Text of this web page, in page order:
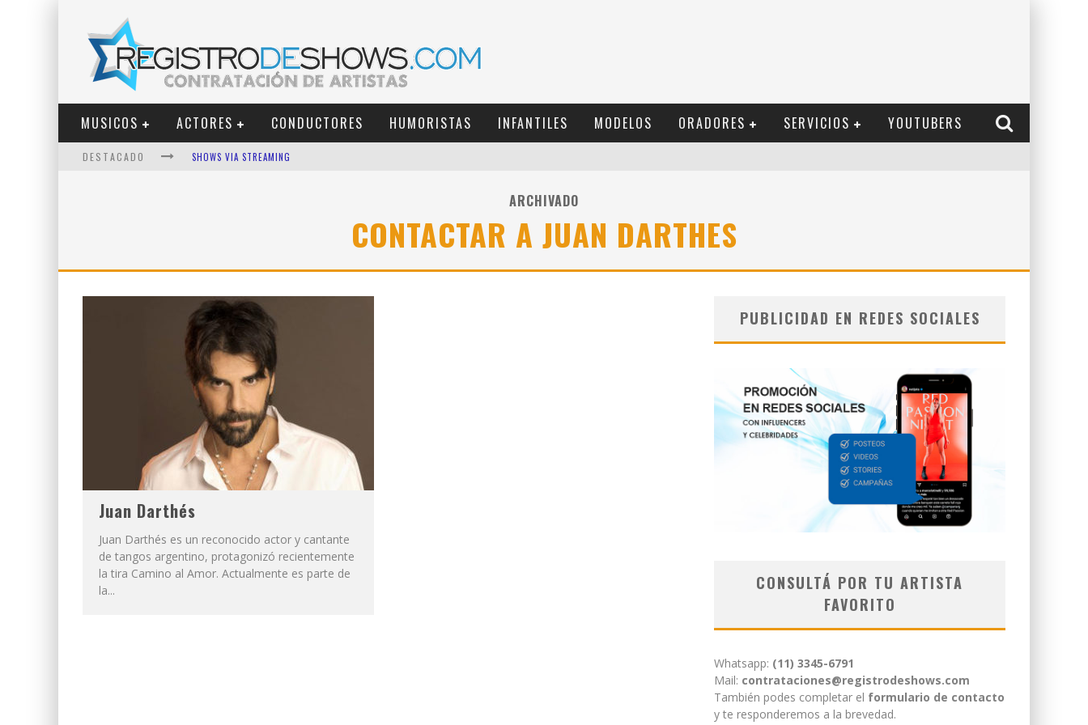
MUSICOS ACTORES CONDUCTORES HUMORISTAS INFANTILES MODELOS ORADORES SERVICIOS YOUTUBERS
DESTACADO SHOWS VIA STREAMING
VI EM
LOS ÁNGELES AZULES
ARCHIVADO
CONTACTAR A JUAN DARTHES
Juan Darthés
Juan Darthés es un reconocido actor y cantante
de tangos argentino, protagonizó recientemente
la tira Camino al Amor. Actualmente es parte de
la...
PUBLICIDAD EN REDES SOCIALES
CONSULTÁ POR TU ARTISTA
FAVORITO
Whatsapp: (11) 3345-6791
Mail: contrataciones@registrodeshows.com
También podes completar el formulario de contacto
y te responderemos a la brevedad.